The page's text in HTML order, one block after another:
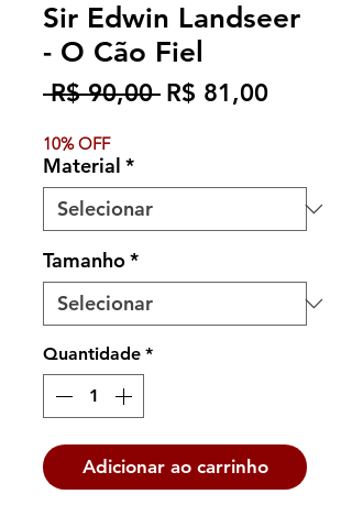
Sir Edwin Landseer
- O Cão Fiel
R$ 90,00 Preço
R$ 81,00Preço
10% OFF
Material *
Tamanho*
Quantidade *
Adicionar ao carrinho